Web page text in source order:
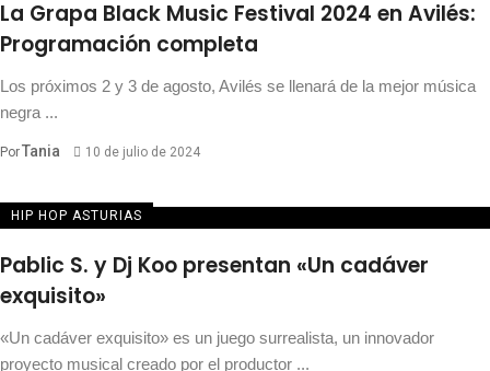
La Grapa Black Music Festival 2024 en Avilés:
Programación completa
Los próximos 2 y 3 de agosto, Avilés se llenará de la mejor música
negra ...
PorTania 10 de julio de 2024
HIP HOP ASTURIAS
Pablic S. y Dj Koo presentan «Un cadáver
exquisito»
«Un cadáver exquisito» es un juego surrealista, un innovador
proyecto musical creado por el productor ...